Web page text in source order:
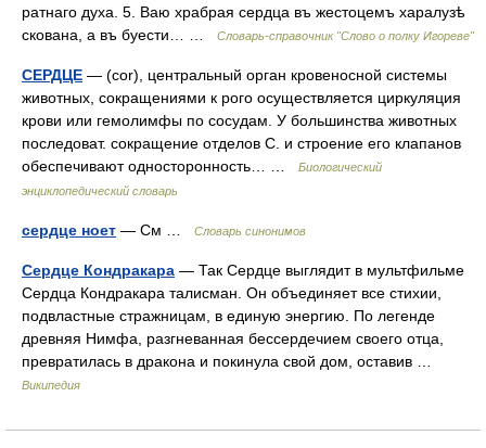
ратнаго духа. 5. Ваю храбрая сердца въ жестоцемъ харалузѣ
скована, а въ буести… …
Словарь-справочник "Слово о полку Игореве"
СЕРДЦЕ — (соr), центральный орган кровеносной системы
животных, сокращениями к рого осуществляется циркуляция
крови или гемолимфы по сосудам. У большинства животных
последоват. сокращение отделов С. и строение его клапанов
обеспечивают односторонность… …
Биологический
энциклопедический словарь
сердце ноет — См … Словарь синонимов
Сердце Кондракара — Так Сердце выглядит в мультфильме
Сердца Кондракара талисман. Он объединяет все стихии,
подвластные стражницам, в единую энергию. По легенде
древняя Нимфа, разгневанная бессердечием своего отца,
превратилась в дракона и покинула свой дом, оставив …
Википедия